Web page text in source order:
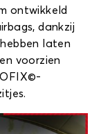
ontwikkeld
dankzij
laten
voorzien